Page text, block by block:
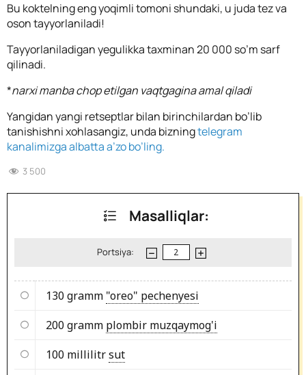
Bu koktelning eng yoqimli tomoni shundaki, u juda tez va
oson tayyorlaniladi!
Tayyorlaniladigan yegulikka taxminan 20 000 so’m sarf
qilinadi.
*narxi manba chop etilgan vaqtgagina amal qiladi
Yangidan yangi retseptlar bilan birinchilardan bo’lib
tanishishni xohlasangiz, unda bizningtelegram
kanalimizga albatta a’zo bo’ling.
3 500
Masalliqlar:
Portsiya:
130 gramm "oreo" pechenyesi
200 gramm plombir muzqaymog'i
100 millilitrsut